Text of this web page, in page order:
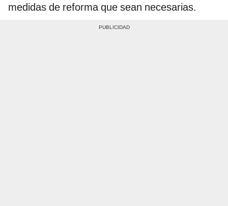
medidas de reforma que sean necesarias.